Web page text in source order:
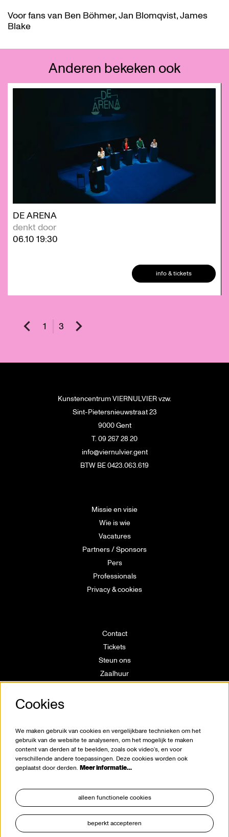
Voor fans van Ben Böhmer, Jan Blomqvist, James
Blake
Anderen bekeken ook
Overslaan
DE ARENA
denkt door
06.10 19:30
info & tickets
1 3
Kunstencentrum VIERNULVIER vzw.
Sint-Pietersnieuwstraat 23
9000 Gent
T. 09 267 28 20
info@viernulvier.gent
BTW BE 0423.063.619
Missie en visie
Wie is wie
Vacatures
Partners / Sponsors
Pers
Professionals
Privacy & cookies
Contact
Tickets
Steun ons
Zaalhuur
Huisregels
Klokkenluiderswet
blijf op de hoogte
Cookies
We maken gebruik van cookies en vergelijkbare technieken om het
gebruik van de website te analyseren, om het mogelijk te maken
content van derden af te beelden, zoals ook video’s, en voor
verschillende andere toepassingen. Deze cookies worden ook
geplaatst door derden. Meer informatie…
alleen functionele cookies
beperkt accepteren